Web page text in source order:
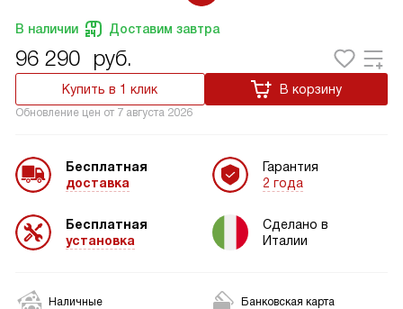
В наличии Доставим завтра
96 290 руб.
Купить в 1 клик В корзину
Обновление цен от 7 августа 2026
Бесплатная
доставка
Бесплатная
установка
Гарантия
2 года
Сделано в
Италии
Наличные Банковская карта